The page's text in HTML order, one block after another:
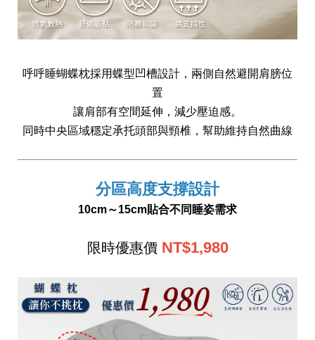
呼呼睡蝴蝶枕採用蝶型凹槽設計，兩側自然避開肩膀位
置
讓肩部有空間延伸，減少壓迫感。
同時中央區域穩定承托頭部與頸椎，幫助維持自然曲線
分區高度支撐設計
10cm～15cm貼合不同睡姿需求
限時優惠價 NT$1,980